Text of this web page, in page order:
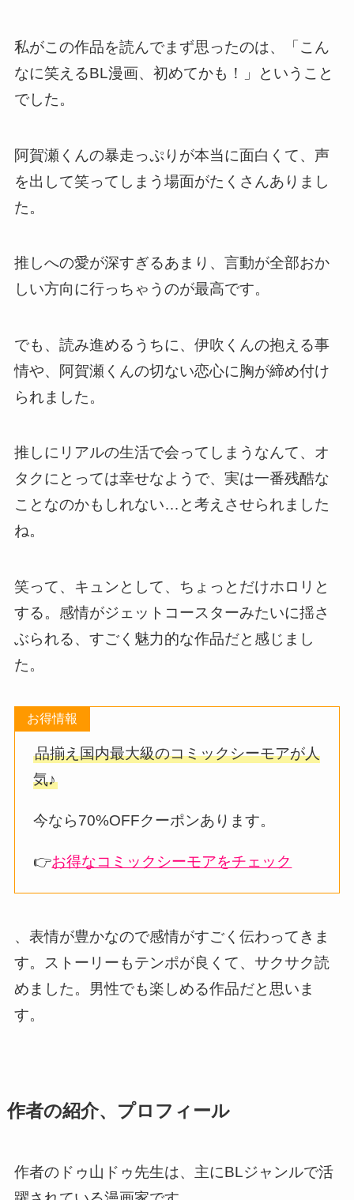
私がこの作品を読んでまず思ったのは、「こん
なに笑えるBL漫画、初めてかも！」ということ
でした。
阿賀瀬くんの暴走っぷりが本当に面白くて、声
を出して笑ってしまう場面がたくさんありまし
た。
推しへの愛が深すぎるあまり、言動が全部おか
しい方向に行っちゃうのが最高です。
でも、読み進めるうちに、伊吹くんの抱える事
情や、阿賀瀬くんの切ない恋心に胸が締め付け
られました。
推しにリアルの生活で会ってしまうなんて、オ
タクにとっては幸せなようで、実は一番残酷な
ことなのかもしれない…と考えさせられました
ね。
笑って、キュンとして、ちょっとだけホロリと
する。感情がジェットコースターみたいに揺さ
ぶられる、すごく魅力的な作品だと感じまし
た。
お得情報
品揃え国内最大級のコミックシーモアが人
気♪
今なら70%OFFクーポンあります。
👉お得なコミックシーモアをチェック
、表情が豊かなので感情がすごく伝わってきま
す。ストーリーもテンポが良くて、サクサク読
めました。男性でも楽しめる作品だと思いま
す。
作者の紹介、プロフィール
作者のドゥ山ドゥ先生は、主にBLジャンルで活